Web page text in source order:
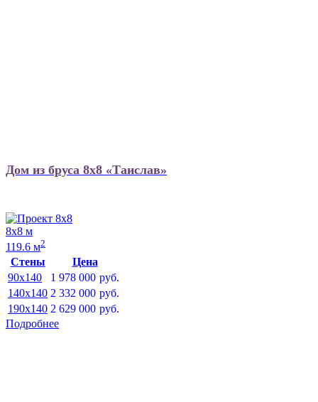
Дом из бруса 8х8 «Таислав»
8х8 м
119.6 м2
Стены
Цена
90x140
1 978 000 руб.
140x140 2 332 000 руб.
190x140 2 629 000 руб.
Подробнее